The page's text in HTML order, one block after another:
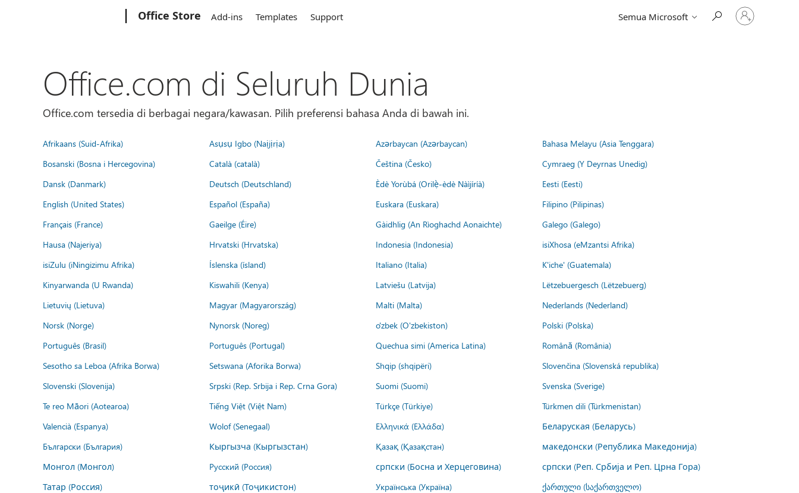
Office Store Add-ins Templates Support Semua Microsoft
Masuk
ke
akun
Office.com di Seluruh Dunia
Office.com tersedia di berbagai negara/kawasan. Pilih preferensi bahasa Anda di bawah ini.
Afrikaans (Suid-Afrika) Asụsụ Igbo (Naịjịrịa) Azərbaycan (Azərbaycan)
Bahasa Melayu (Asia Tenggara)
Bosanski (Bosna i Hercegovina)
Català (català) Čeština (Česko)
Cymraeg (Y Deyrnas Unedig)
Dansk (Danmark)
Deutsch (Deutschland) Èdè Yorùbá (Orilẹ̀-èdè Nàìjíríà)
Eesti (Eesti)
English (United States)
Español (España) Euskara (Euskara)
Filipino (Pilipinas)
Français (France)
Gaeilge (Éire) Gàidhlig (An Rìoghachd Aonaichte)
Galego (Galego)
Hausa (Najeriya)
Hrvatski (Hrvatska) Indonesia (Indonesia)
isiXhosa (eMzantsi Afrika)
isiZulu (iNingizimu Afrika)
Íslenska (ísland) Italiano (Italia)
K'iche' (Guatemala)
Kinyarwanda (U Rwanda)
Kiswahili (Kenya) Latviešu (Latvija)
Lëtzebuergesch (Lëtzebuerg)
Lietuvių (Lietuva)
Magyar (Magyarország) Malti (Malta)
Nederlands (Nederland)
Norsk (Norge)
Nynorsk (Noreg) o'zbek (O'zbekiston)
Polski (Polska)
Português (Brasil)
Português (Portugal) Quechua simi (America Latina)
Română (România)
Sesotho sa Leboa (Afrika Borwa)
Setswana (Aforika Borwa) Shqip (shqipëri)
Slovenčina (Slovenská republika)
Slovenski (Slovenija)
Srpski (Rep. Srbija i Rep. Crna Gora) Suomi (Suomi)
Svenska (Sverige)
Te reo Māori (Aotearoa)
Tiếng Việt (Việt Nam) Türkçe (Türkiye)
Türkmen dili (Türkmenistan)
Valencià (Espanya)
Wolof (Senegaal) Ελληνικά (Ελλάδα)
Беларуская (Беларусь)
Български (България)
Кыргызча (Кыргызстан) Қазақ (Қазақстан)
македонски (Република Македонија)
Монгол (Монгол)
Русский (Россия) српски (Босна и Херцеговина)
српски (Реп. Србија и Реп. Црна Гора)
Татар (Россия)
тоҷикӣ (Тоҷикистон) Українська (Україна)
ქართული (საქართველო)